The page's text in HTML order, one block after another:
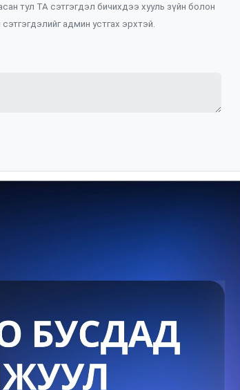
тул ТА сэтгэгдэл бичихдээ хууль зүйн болон
админ устгах эрхтэй.